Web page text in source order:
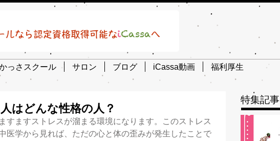
っさスクール サロン ブログ iCassa動画 福利厚生
はどんな性格の人？
すますストレスが溜まる環境になります。このストレス
医学から見れば、ただの心と体の歪みが発生したことで
特集記事